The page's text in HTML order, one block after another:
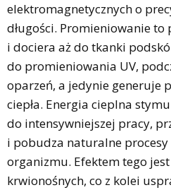
elektromagnetycznych o
długości. Promieniowanie to
i dociera aż do tkanki
do promieniowania UV,
oparzeń, a jedynie generuje
ciepła. Energia cieplna
do intensywniejszej pracy,
i pobudza naturalne procesy
organizmu. Efektem tego
krwionośnych, co z kolei